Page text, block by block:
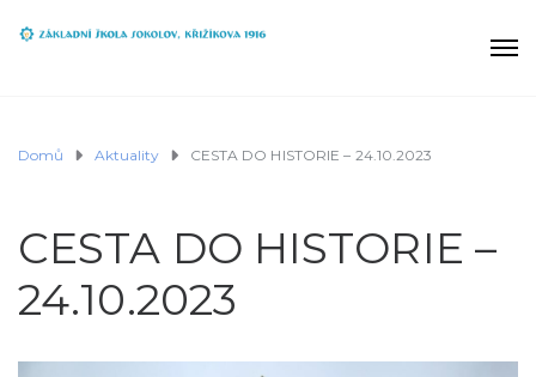
Domů Aktuality CESTA DO HISTORIE – 24.10.2023
CESTA DO HISTORIE –
24.10.2023